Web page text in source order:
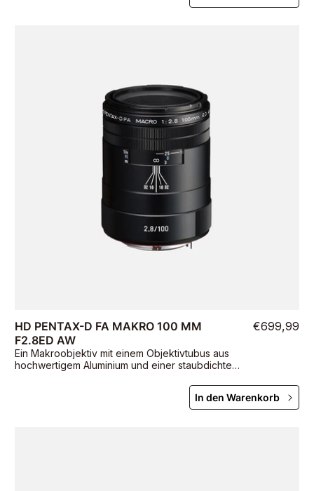
HD PENTAX-D FA MAKRO 100 MM
F2.8ED AW
Ein Makroobjektiv mit einem Objektivtubus aus
hochwertigem Aluminium und einer staubdichten,
€699,99
In den Warenkorb